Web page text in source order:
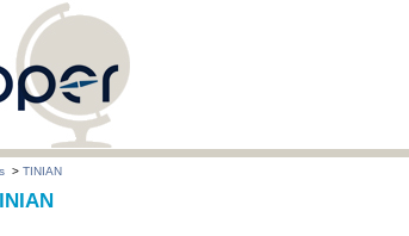
>TINIAN